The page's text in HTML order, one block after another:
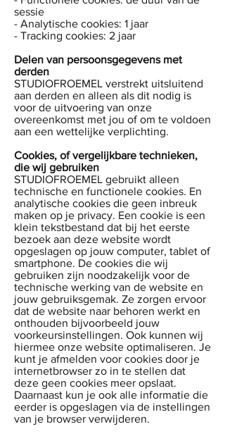
sessie
- Analytische cookies: 1 jaar
- Tracking cookies: 2 jaar
Delen van persoonsgegevens met
derden
STUDIOFROEMEL verstrekt uitsluitend
aan derden en alleen als dit nodig is
voor de uitvoering van onze
overeenkomst met jou of om te voldoen
aan een wettelijke verplichting.
Cookies, of vergelijkbare technieken,
die wij gebruiken
STUDIOFROEMEL gebruikt alleen
technische en functionele cookies. En
analytische cookies die geen inbreuk
maken op je privacy. Een cookie is een
klein tekstbestand dat bij het eerste
bezoek aan deze website wordt
opgeslagen op jouw computer, tablet of
smartphone. De cookies die wij
gebruiken zijn noodzakelijk voor de
technische werking van de website en
jouw gebruiksgemak. Ze zorgen ervoor
dat de website naar behoren werkt en
onthouden bijvoorbeeld jouw
voorkeursinstellingen. Ook kunnen wij
hiermee onze website optimaliseren. Je
kunt je afmelden voor cookies door je
internetbrowser zo in te stellen dat
deze geen cookies meer opslaat.
Daarnaast kun je ook alle informatie die
eerder is opgeslagen via de instellingen
van je browser verwijderen.